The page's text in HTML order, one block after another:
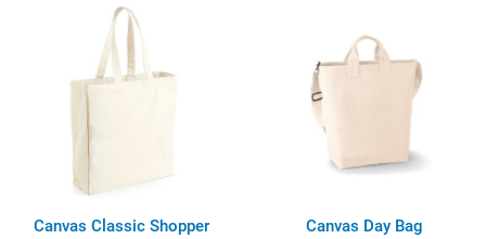
Canvas Classic Shopper Canvas Day Bag